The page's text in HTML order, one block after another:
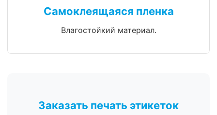
Самоклеящаяся пленка
Влагостойкий материал.
Заказать печать этикеток